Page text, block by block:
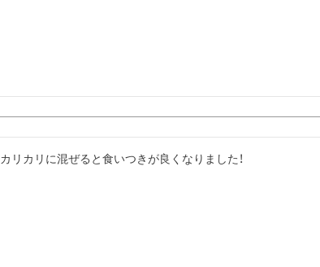
カリカリに混ぜると食いつきが良くなりました！